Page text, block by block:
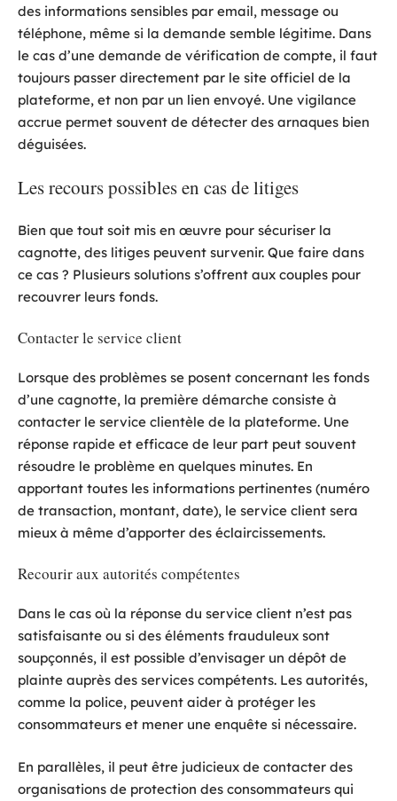
des informations sensibles par email, message ou
téléphone, même si la demande semble légitime. Dans
le cas d’une demande de vérification de compte, il faut
toujours passer directement par le site officiel de la
plateforme, et non par un lien envoyé. Une vigilance
accrue permet souvent de détecter des arnaques bien
déguisées.
Les recours possibles en cas de litiges
Bien que tout soit mis en œuvre pour sécuriser la
cagnotte, des litiges peuvent survenir. Que faire dans
ce cas ? Plusieurs solutions s’offrent aux couples pour
recouvrer leurs fonds.
Contacter le service client
Lorsque des problèmes se posent concernant les fonds
d’une cagnotte, la première démarche consiste à
contacter le service clientèle de la plateforme. Une
réponse rapide et efficace de leur part peut souvent
résoudre le problème en quelques minutes. En
apportant toutes les informations pertinentes (numéro
de transaction, montant, date), le service client sera
mieux à même d’apporter des éclaircissements.
Recourir aux autorités compétentes
Dans le cas où la réponse du service client n’est pas
satisfaisante ou si des éléments frauduleux sont
soupçonnés, il est possible d’envisager un dépôt de
plainte auprès des services compétents. Les autorités,
comme la police, peuvent aider à protéger les
consommateurs et mener une enquête si nécessaire.
En parallèles, il peut être judicieux de contacter des
organisations de protection des consommateurs qui